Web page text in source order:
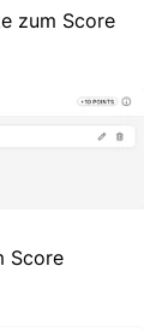
zum Score
Score